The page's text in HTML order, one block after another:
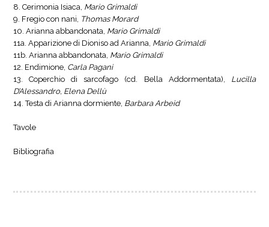
8. Cerimonia Isiaca, Mario Grimaldi
9. Fregio con nani, Thomas Morard
10. Arianna abbandonata, Mario Grimaldi
11a. Apparizione di Dioniso ad Arianna, Mario Grimaldi
11b. Arianna abbandonata, Mario Grimaldi
12. Endimione, Carla Pagani
13. Coperchio di sarcofago (cd. Bella Addormentata), Lucilla
D’Alessandro, Elena Dellù
14. Testa di Arianna dormiente, Barbara Arbeid
Tavole
Bibliografia